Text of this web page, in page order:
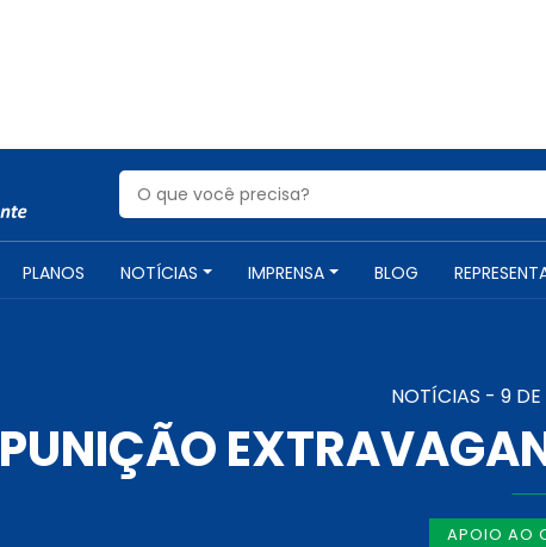
PLANOS NOTÍCIAS IMPRENSA BLOG
NOTÍCIAS - 9
PUNIÇÃO
APOIO AO